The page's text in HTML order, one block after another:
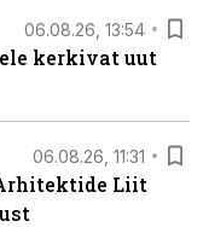
06.08.26, 13:54
kerkivat uut
06.08.26, 11:31
Liit